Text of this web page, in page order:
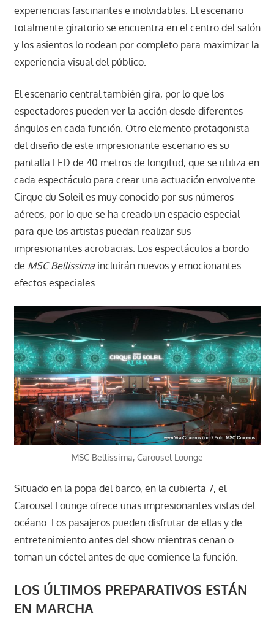
experiencias fascinantes e inolvidables. El escenario
totalmente giratorio se encuentra en el centro del salón
y los asientos lo rodean por completo para maximizar la
experiencia visual del público.
El escenario central también gira, por lo que los
espectadores pueden ver la acción desde diferentes
ángulos en cada función. Otro elemento protagonista
del diseño de este impresionante escenario es su
pantalla LED de 40 metros de longitud, que se utiliza en
cada espectáculo para crear una actuación envolvente.
Cirque du Soleil es muy conocido por sus números
aéreos, por lo que se ha creado un espacio especial
para que los artistas puedan realizar sus
impresionantes acrobacias. Los espectáculos a bordo
de MSC Bellissimaincluirán nuevos y emocionantes
efectos especiales.
MSC Bellissima, Carousel Lounge
Situado en la popa del barco, en la cubierta 7, el
Carousel Lounge ofrece unas impresionantes vistas del
océano. Los pasajeros pueden disfrutar de ellas y de
entretenimiento antes del show mientras cenan o
toman un cóctel antes de que comience la función.
LOS ÚLTIMOS PREPARATIVOS ESTÁN
EN MARCHA